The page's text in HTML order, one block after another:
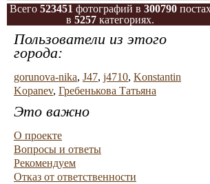
Всего 523451 фотографий в 300790
в 5257 категориях.
Пользователи из этого
города:
gorunova-nika, J47, j4710, Konstantin
Kopanev, Гребенькова Татьяна
Это важно
О проекте
Вопросы и ответы
Рекомендуем
Отказ от ответственности